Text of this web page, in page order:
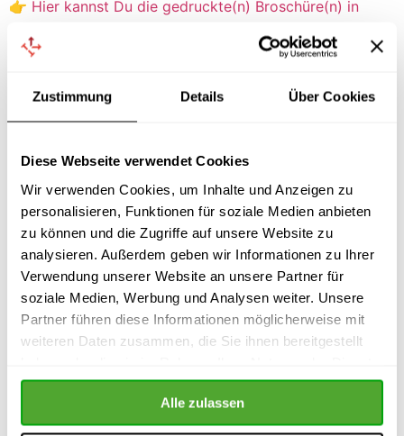
Zustimmung Details Über Cookies
Diese Webseite verwendet Cookies
Wir verwenden Cookies, um Inhalte und Anzeigen zu
personalisieren, Funktionen für soziale Medien anbieten
zu können und die Zugriffe auf unsere Website zu
analysieren. Außerdem geben wir Informationen zu Ihrer
Verwendung unserer Website an unsere Partner für
soziale Medien, Werbung und Analysen weiter. Unsere
Partner führen diese Informationen möglicherweise mit
weiteren Daten zusammen, die Sie ihnen bereitgestellt
gesammelt haben.
Alle zulassen
👉 Hier kannst Du die gedruckte(n) Broschüre(n) in
Dein Ansprechpartner
30159 Hannover
Fon 0511 / 54 39 21 66
Fax 0511 / 54 39 21 67
Impressum
Datenschutz
betriebsrat seminare
betriebsrat inhouse Seminare